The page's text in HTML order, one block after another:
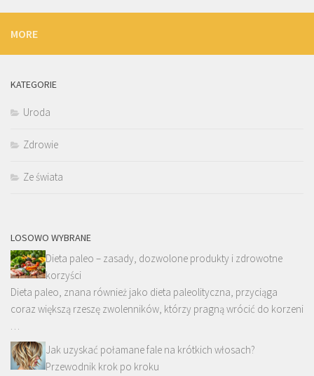
MORE
KATEGORIE
Uroda
Zdrowie
Ze świata
LOSOWO WYBRANE
Dieta paleo – zasady, dozwolone produkty i zdrowotne
korzyści
Dieta paleo, znana również jako dieta paleolityczna, przyciąga
coraz większą rzeszę zwolenników, którzy pragną wrócić do korzeni
…
Jak uzyskać połamane fale na krótkich włosach?
Przewodnik krok po kroku